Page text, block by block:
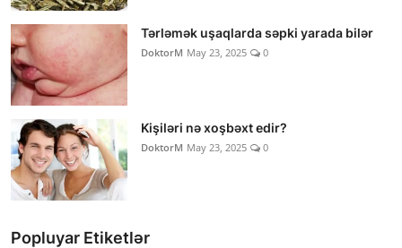
Tərləmək uşaqlarda səpki yarada bilər
DoktorM May 23, 2025 0
Kişiləri nə xoşbəxt edir?
DoktorM May 23, 2025 0
Popluyar Etiketlər